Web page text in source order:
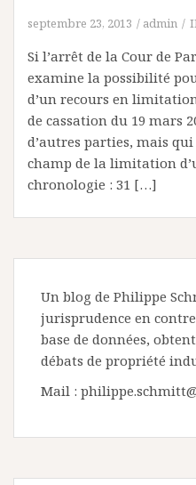
septembre 23, 2013 admin
Si l’arrêt de la Cour de
examine la possibilité
d’un recours en
de cassation du 19 mars
d’autres parties, mais
champ de la limitation
chronologie : 31 […]
Un blog de Philippe
jurisprudence en
base de données,
débats de propriété
Mail :